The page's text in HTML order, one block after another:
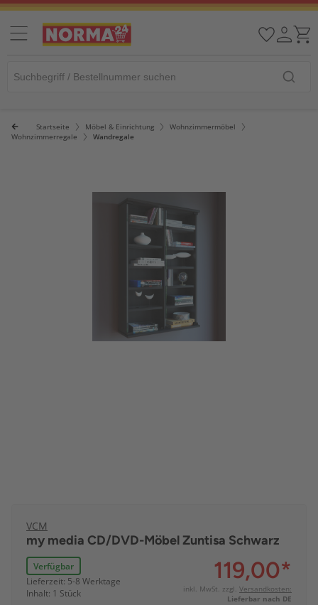
Startseite Möbel & Einrichtung
Wohnzimmermöbel
Wohnzimmerregale
Wandregale
VCM
my media CD/DVD-Möbel Zuntisa Schwarz
Verfügbar
Lieferzeit: 5-8 Werktage
Inhalt: 1 Stück
119,00*
inkl. MwSt. zzgl. Versandkosten:
Lieferbar nach DE